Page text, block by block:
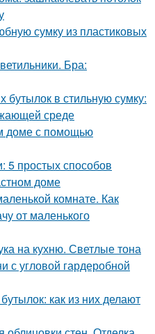
сумку из пластиковых
Бра:
бутылок в стильную сумку:
среде
доме с помощью
5 простых способов
доме
комнате. Как
от маленького
на кухню. Светлые тона
с угловой гардеробной
как из них делают